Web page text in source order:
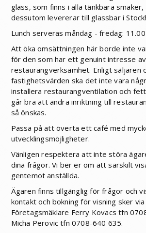
glass, som finns i alla tänkbara smaker,
dessutom levererar till glassbar i
Lunch serveras måndag - fredag:
Att öka omsättningen här borde inte
för den som har ett genuint intresse
restaurangverksamhet. Enligt säljaren
fastighetsvärden ska det inte vara
installera restaurangventilation och
går bra att ändra inriktning till
så önskas.
Passa på att överta ett café med
utvecklingsmöjligheter.
Vänligen respektera att inte störa
dina frågor. Vi ber er om att särskilt
gentemot anställda.
Ägaren finns tillgänglig för frågor och
kontakt och bokning för visning sker
Företagsmäklare Ferry Kovacs tfn
Micha Perovic tfn 0708-640 635.